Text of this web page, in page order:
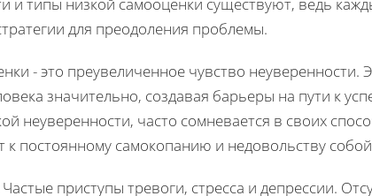
для преодоления проблемы.
- это преувеличенное чувство неуверенности.
значительно, создавая барьеры на пути к
неуверенности, часто сомневается в своих
к постоянному самокопанию и недовольству
приступы тревоги, стресса и депрессии.